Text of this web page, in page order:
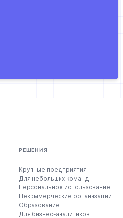
РЕШЕНИЯ
Крупные предприятия
Для небольших команд
Персональное использование
Некоммерческие организации
Образование
Для бизнес-аналитиков